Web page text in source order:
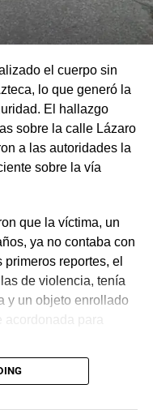
el cuerpo sin
lo que generó la
El hallazgo
sobre la calle Lázaro
a las autoridades la
sobre la vía
que la víctima, un
ya no contaba con
reportes, el
de violencia, tenía
y un objeto enrollado
para
a que el hombre